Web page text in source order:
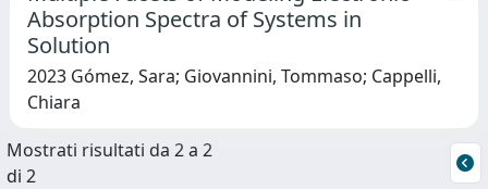
Absorption Spectra of Systems in
Solution
2023 Gómez, Sara; Giovannini, Tommaso; Cappelli,
Chiara
Mostrati risultati da 2 a 2
di 2